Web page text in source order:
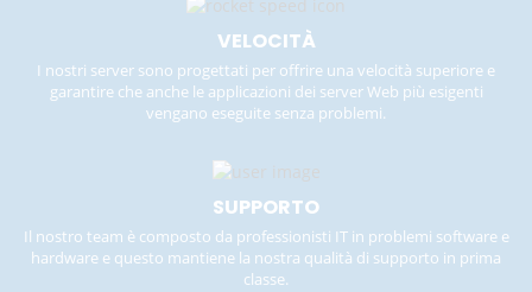
VELOCITÀ
I nostri server sono progettati per offrire una velocità superiore e
garantire che anche le applicazioni dei server Web più esigenti
vengano eseguite senza problemi.
SUPPORTO
Il nostro team è composto da professionisti IT in problemi software e
hardware e questo mantiene la nostra qualità di supporto in prima
classe.